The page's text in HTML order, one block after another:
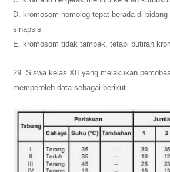
D. kromosom homolog tepat berada di
sinapsis
E. kromosom tidak tampak, tetapi butiran
29. Siswa kelas XII yang melakukan
memperoleh data sebagai berikut.